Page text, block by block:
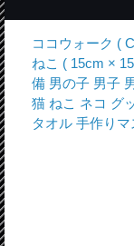
ココウォーク (
ねこ ( 15cm ×
備 男の子 男子
猫 ねこ ネコ グ
タオル 手作り